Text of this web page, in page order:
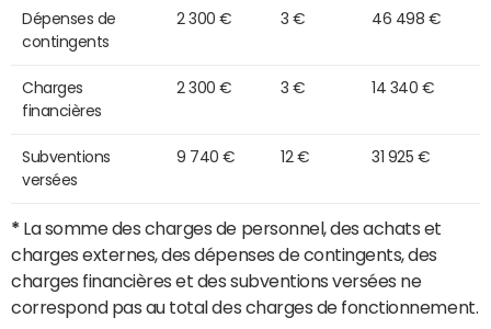
Dépenses de
contingents
2 300 € 3 € 46 498 €
Charges
financières
2 300 € 3 € 14 340 €
Subventions
versées
9 740 € 12 € 31 925 €
* La somme des charges de personnel, des achats et
charges externes, des dépenses de contingents, des
charges financières et des subventions versées ne
correspond pas au total des charges de fonctionnement.